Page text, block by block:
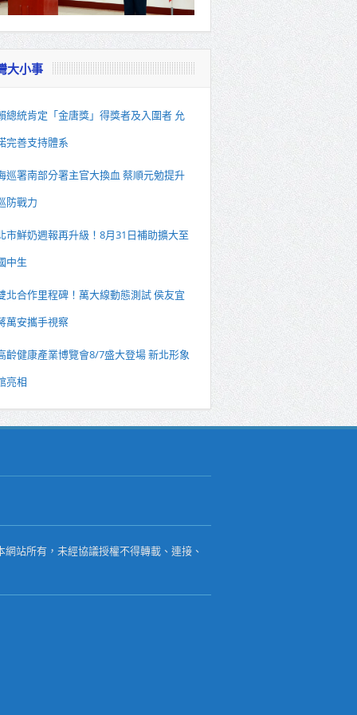
大小事
總統肯定「金唐獎」得獎者及入圍者 允
完善支持體系
巡署南部分署主官大換血 蔡順元勉提升
防戰力
市鮮奶週報再升級！8月31日補助擴大至
中生
北合作里程碑！萬大線動態測試 侯友宜
萬安攜手視察
齡健康產業博覽會8/7盛大登場 新北形象
亮相
站所有，未經協議授權不得轉載、連接、